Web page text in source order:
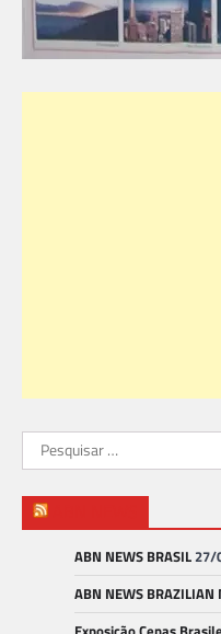
Pesquisar
por:
ABN NEWS BRASIL27/
ABN NEWS BRAZILIAN